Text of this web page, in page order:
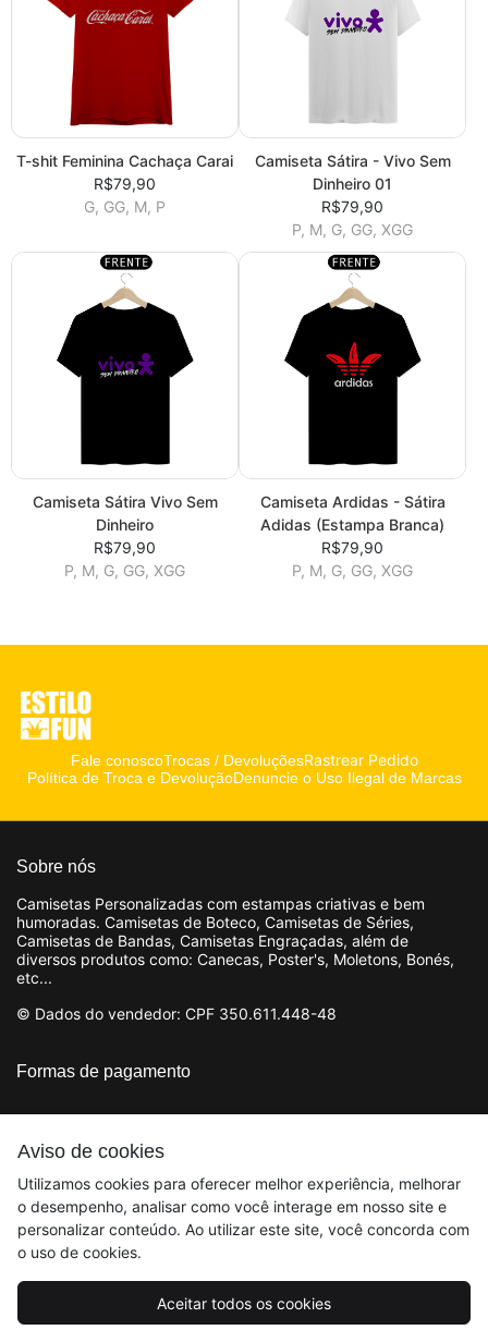
T-shit Feminina Cachaça Carai
R$79,90
G, GG, M, P
Camiseta Sátira - Vivo Sem
Dinheiro 01
R$79,90
P, M, G, GG, XGG
Camiseta Sátira Vivo Sem
Dinheiro
R$79,90
P, M, G, GG, XGG
Camiseta Ardidas - Sátira
Adidas (Estampa Branca)
R$79,90
P, M, G, GG, XGG
Aviso de cookies
Utilizamos cookies para oferecer melhor experiência, melhorar
o desempenho, analisar como você interage em nosso site e
personalizar conteúdo. Ao utilizar este site, você concorda com
o uso de cookies.
Aceitar todos os cookies
Fale conoscoTrocas / DevoluçõesRastrear Pedido
Política de Troca e DevoluçãoDenuncie o Uso Ilegal de Marcas
Sobre nós
Camisetas Personalizadas com estampas criativas e bem
humoradas. Camisetas de Boteco, Camisetas de Séries,
Camisetas de Bandas, Camisetas Engraçadas, além de
diversos produtos como: Canecas, Poster's, Moletons, Bonés,
etc...
© Dados do vendedor: CPF 350.611.448-48
Formas de pagamento